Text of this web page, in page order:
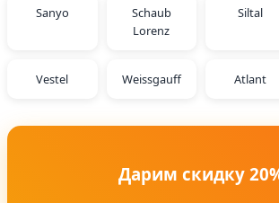
Sanyo
Schaub
Lorenz
Siltal
Vestel Weissgauff Atlant
Дарим скидку